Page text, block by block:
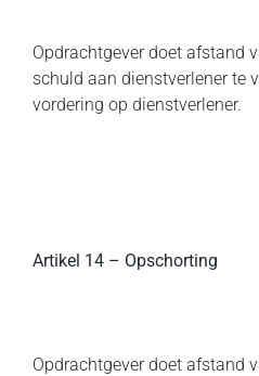
Opdrachtgever doet afstand
schuld aan dienstverlener te
vordering op dienstverlener.
Artikel 14 – Opschorting
Opdrachtgever doet afstand